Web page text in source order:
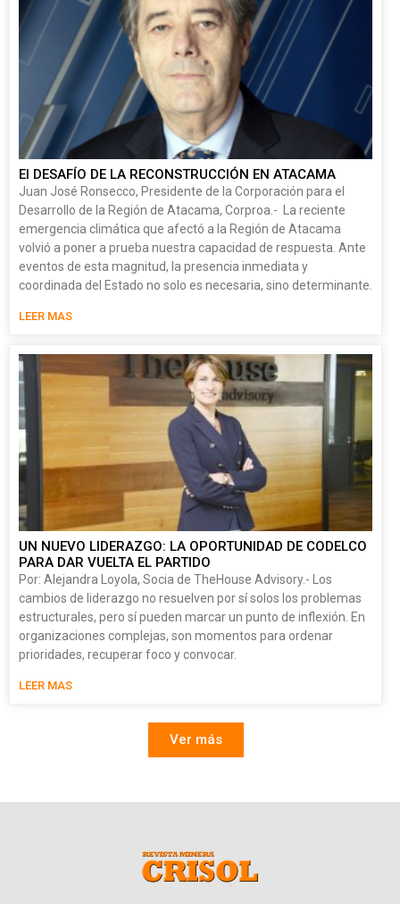
El DESAFÍO DE LA RECONSTRUCCIÓN EN ATACAMA
Juan José Ronsecco, Presidente de la Corporación para el
Desarrollo de la Región de Atacama, Corproa.- La reciente
emergencia climática que afectó a la Región de Atacama
volvió a poner a prueba nuestra capacidad de respuesta. Ante
eventos de esta magnitud, la presencia inmediata y
coordinada del Estado no solo es necesaria, sino determinante.
LEER MAS
UN NUEVO LIDERAZGO: LA OPORTUNIDAD DE CODELCO
PARA DAR VUELTA EL PARTIDO
Por: Alejandra Loyola, Socia de TheHouse Advisory.- Los
cambios de liderazgo no resuelven por sí solos los problemas
estructurales, pero sí pueden marcar un punto de inflexión. En
organizaciones complejas, son momentos para ordenar
prioridades, recuperar foco y convocar.
LEER MAS
Ver más